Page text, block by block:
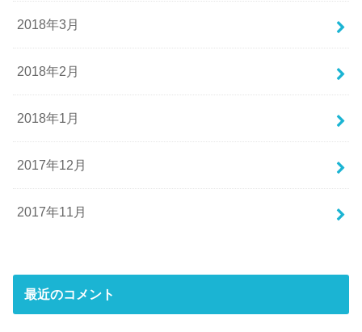
2018年3月
2018年2月
2018年1月
2017年12月
2017年11月
最近のコメント